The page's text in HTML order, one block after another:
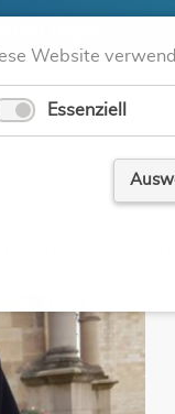
Telgte
Website
Essenziell